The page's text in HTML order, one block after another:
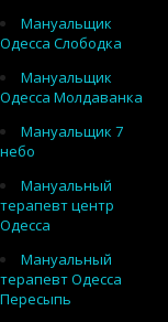
Мануальщик
Одесса Слободка
Мануальщик
Одесса Молдаванка
Мануальщик 7
небо
Мануальный
терапевт центр
Одесса
Мануальный
терапевт Одесса
Пересыпь